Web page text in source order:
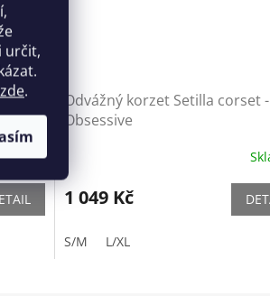
určit,
zde.
-
Odvážný korzet Setilla corset -
Obsessive
1 049 Kč
S/M L/XL